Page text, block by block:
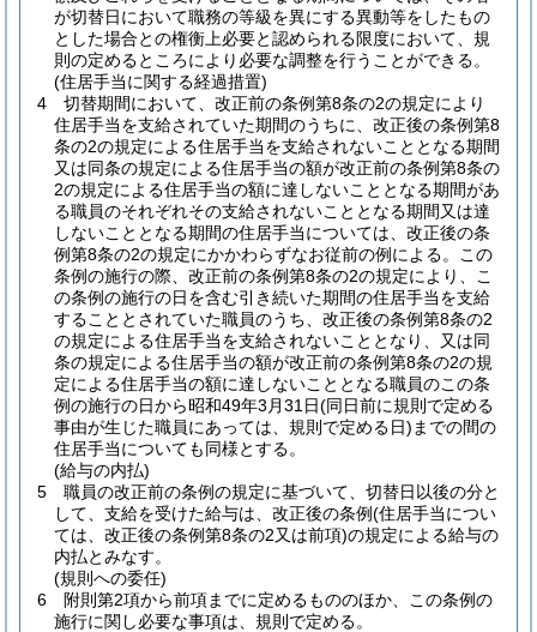
が切替日において職務の等級を異にする異動等をしたもの
とした場合との権衡上必要と認められる限度において、規
則の定めるところにより必要な調整を行うことができる。
(住居手当に関する経過措置)
4
切替期間において、改正前の条例第8条の2の規定により
住居手当を支給されていた期間のうちに、改正後の条例第8
条の2の規定による住居手当を支給されないこととなる期間
又は同条の規定による住居手当の額が改正前の条例第8条の
2の規定による住居手当の額に達しないこととなる期間があ
る職員のそれぞれその支給されないこととなる期間又は達
しないこととなる期間の住居手当については、改正後の条
例第8条の2の規定にかかわらずなお従前の例による。
この
条例の施行の際、改正前の条例第8条の2の規定により、こ
の条例の施行の日を含む引き続いた期間の住居手当を支給
することとされていた職員のうち、改正後の条例第8条の2
の規定による住居手当を支給されないこととなり、又は同
条の規定による住居手当の額が改正前の条例第8条の2の規
定による住居手当の額に達しないこととなる職員のこの条
例の施行の日から昭和49年3月31日(同日前に規則で定める
事由が生じた職員にあっては、規則で定める日) までの間の
住居手当についても同様とする。
(給与の内払)
5
職員の改正前の条例の規定に基づいて、切替日以後の分と
して、支給を受けた給与は、改正後の条例(住居手当につい
ては、改正後の条例第8条の2又は前項)の規定による給与の
内払とみなす。
(規則への委任)
6
附則第2項から前項までに定めるもののほか、この条例の
施行に関し必要な事項は、規則で定める。